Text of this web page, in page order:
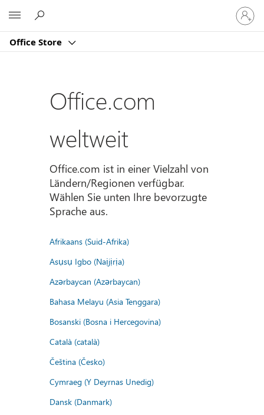
Office Store
Bei
Ihrem
Konto
Office.com
weltweit
Office.com ist in einer Vielzahl von
Ländern/Regionen verfügbar.
Wählen Sie unten Ihre bevorzugte
Sprache aus.
Afrikaans (Suid-Afrika)
Asụsụ Igbo (Naịjịrịa)
Azərbaycan (Azərbaycan)
Bahasa Melayu (Asia Tenggara)
Bosanski (Bosna i Hercegovina)
Català (català)
Čeština (Česko)
Cymraeg (Y Deyrnas Unedig)
Dansk (Danmark)